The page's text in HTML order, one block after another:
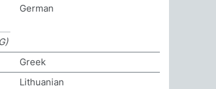
German
Greek
Lithuanian